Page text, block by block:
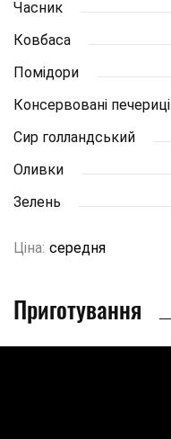
Часник
Ковбаса
Помідори
Консервовані печериці
Сир голландський
Оливки
Зелень
Ціна: середня
Приготування